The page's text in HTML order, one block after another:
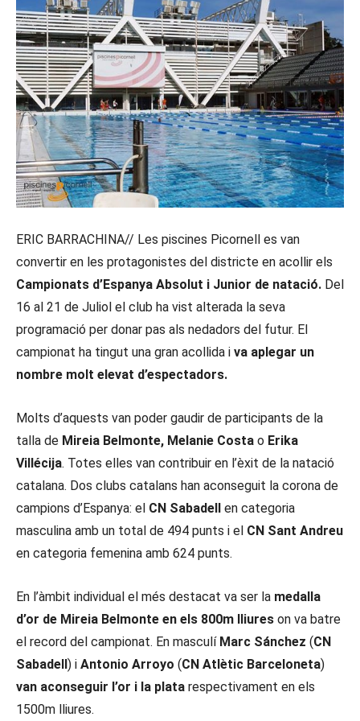
ERIC BARRACHINA// Les piscines Picornell es van
convertir en les protagonistes del districte en acollir els
Campionats d’Espanya Absolut i Junior de natació. Del
16 al 21 de Juliol el club ha vist alterada la seva
programació per donar pas als nedadors del futur. El
campionat ha tingut una gran acollida i va aplegar un
nombre molt elevat d’espectadors.
Molts d’aquests van poder gaudir de participants de la
talla de Mireia Belmonte, Melanie Costa o Erika
Villécija. Totes elles van contribuir en l’èxit de la natació
catalana. Dos clubs catalans han aconseguit la corona de
campions d’Espanya: el CN Sabadell en categoria
masculina amb un total de 494 punts i el CN Sant Andreu
en categoria femenina amb 624 punts.
En l’àmbit individual el més destacat va ser la medalla
d’or de Mireia Belmonte en els 800m lliures on va batre
el record del campionat. En masculí Marc Sánchez (CN
Sabadell) i Antonio Arroyo (CN Atlètic Barceloneta)
van aconseguir l’or i la plata respectivament en els
1500m lliures.